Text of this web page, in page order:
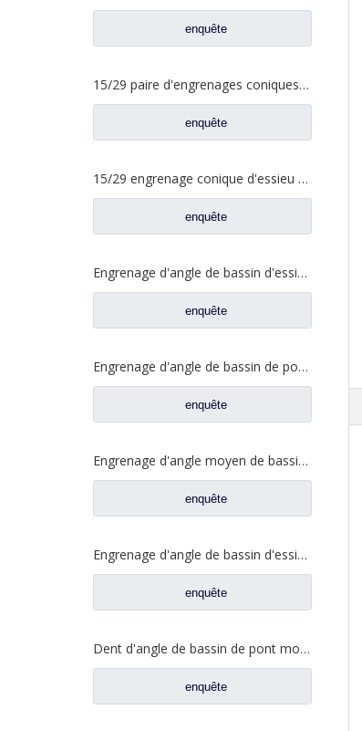
enquête
15/29 paire d'engrenages coniques à essieu moyen pour Ankai & Benz essieu Foton Auman nord Benz Beiben camion pièces de rechange A3463535310
enquête
15/29 engrenage conique d'essieu arrière pour Ankai & Benz essieu Foton Auman nord Benz Beiben camion pièces de rechange 24.02.101
enquête
Engrenage d'angle de bassin d'essieu arrière pour pièces de rechange Shamcan AulongTruck 81.35199.6532
enquête
Engrenage d'angle de bassin de pont moyen pour pièces de rechange DZ9112320689 de Shamcan AulongTruck
enquête
Engrenage d'angle moyen de bassin de pont pour les pièces de rechange WG7121320252 de camion de Sinotruk Steyr
enquête
Engrenage d'angle de bassin d'essieu arrière pour pièces de rechange de camion Sinotruk Steyr 199012320177
enquête
Dent d'angle de bassin de pont moyen pour pièces de rechange AZ9981320154 de camion de Sinotruk Howo AC16
enquête